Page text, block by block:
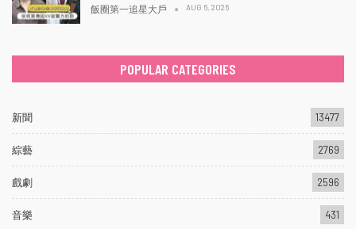
飯圈第一追星大戶 AUG 6, 2026
POPULAR CATEGORIES
新聞 13477
綜藝 2769
戲劇 2596
音樂 431